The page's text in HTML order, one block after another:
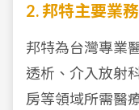
2. 邦特主要業
邦特為台灣專業
透析、介入放射
房等領域所需醫